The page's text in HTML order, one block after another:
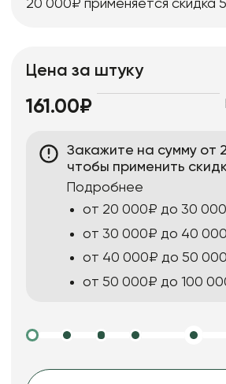
20 000₽ применяется скидка
Цена за штуку
161.00₽
Закажите на сумму от
чтобы применить
Подробнее
от 20 000₽ до 30
от 30 000₽ до 40
от 40 000₽ до 50
от 50 000₽ до 100